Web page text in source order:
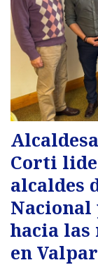
Corti
alcaldes
Nacional
hacia las
en